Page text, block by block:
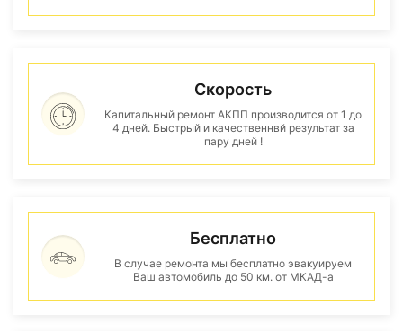
Скорость
Капитальный ремонт АКПП производится от 1 до
4 дней. Быстрый и качественнвй результат за
пару дней !
Бесплатно
В случае ремонта мы бесплатно эвакуируем
Ваш автомобиль до 50 км. от МКАД-а